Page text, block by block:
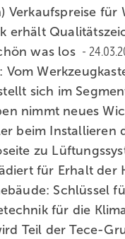
Verkaufspreise für
erhält
was los
Vom
sich im
nimmt neues
beim Installieren
zu
für Erhalt der
Schlüssel
für die
Teil der Tece-